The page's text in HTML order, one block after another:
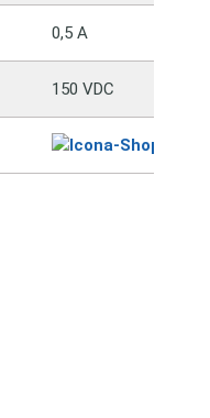
0,5 A
150 VDC